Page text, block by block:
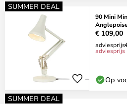
SUMMER DEAL
90 Mini
€ 109,00
adviesprijs
adviesprijs
Op
SUMMER DEAL